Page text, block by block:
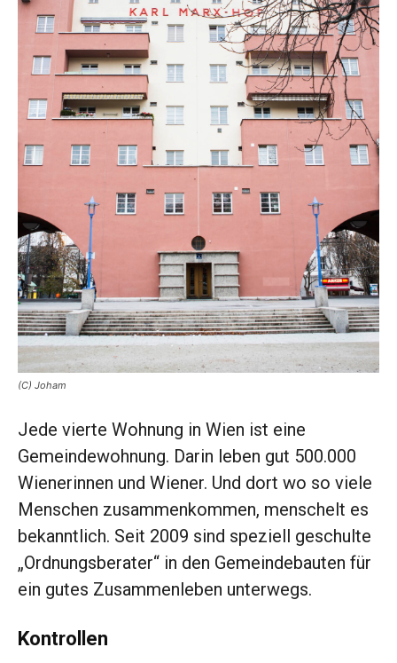
(C) Joham
Jede vierte Wohnung in Wien ist eine
Gemeindewohnung. Darin leben gut 500.000
Wienerinnen und Wiener. Und dort wo so viele
Menschen zusammenkommen, menschelt es
bekanntlich. Seit 2009 sind speziell geschulte
„Ordnungsberater“ in den Gemeindebauten für
ein gutes Zusammenleben unterwegs.
Kontrollen